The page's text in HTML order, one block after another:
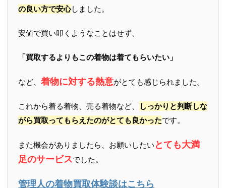
の良い方で安心しました。
安値で買い叩くようなことはせず、
「買取するよりもこの着物は着てもらいたい」
など、 着物に対する熱意がとても感じられました。
これから着る着物、売る着物など、
しっかりと判断しな
がら買取ってもらえたのがとても良かったです。
また機会がありましたら、お願いしたい とても大満
足のサービスでした。
管理人の着物買取体験談はこちら